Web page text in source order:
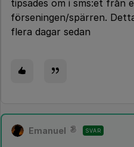
tipsades om i sms:et från
förseningen/spärren.
flera dagar sedan
Emanuel SVAR